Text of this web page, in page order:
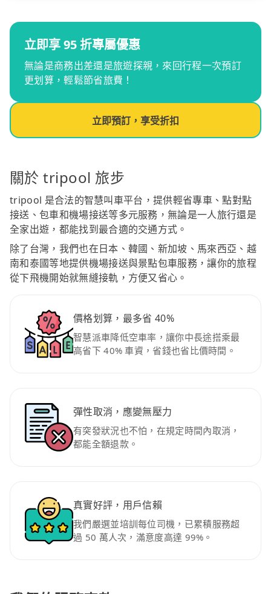
立即享 95 折專屬優惠
無論是商務出差還是旅遊探親，來回行程一次預訂
更划算，輕鬆節省旅費！
立即預訂，享受折扣
關於 tripool 旅步
tripool 是合法的智慧叫車平台，提供輕省專車、點對點
接送、包車和機場接送等多元服務，無論是一人旅行還是
全家出遊，都能找到最合適的交通方式。
除了台灣，我們也在日本、韓國、新加坡、馬來西亞、越
南和泰國等地提供機場接送與景點包車服務，讓你的旅程
從下飛機開始就無縫接軌，方便又省心。
價格划算，最多省 40%
智慧派車降低空車率，讓你中長途搭乘最
高省下 40% 車資，省錢也省比價時間。
彈性取消，應變無壓力
有突發狀況也不怕，在規定時間內取消，
都能全額退款。
真實好評，用戶信賴
我們嚴選並培訓每位司機，已累積服務超
過 50 萬人次，滿意度高達 99%。